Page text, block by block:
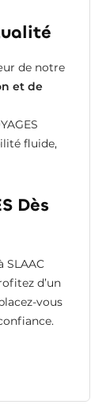
de notre
et de
fluide,
Dès
SLAAC
d’un
vous